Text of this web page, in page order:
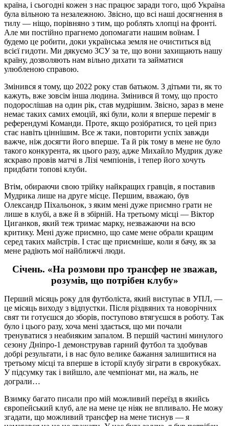
країна, і сьогодні кожен з нас працює заради того, щоб Україна
була вільною та незалежною. Звісно, що всі наші досягнення в
тилу — ніщо, порівняно з тим, що роблять хлопці на фронті.
Але ми постійно прагнемо допомагати нашим воїнам. І
будемо це робити, доки українська земля не очиститься від
всієї гидоти. Ми дякуємо ЗСУ за те, що вони захищають нашу
країну, дозволяють нам вільно дихати та займатися
улюбленою справою.
Змінився я тому, що 2022 року став батьком. З дітьми ти, як то
кажуть, вже зовсім інша людина. Змінився й тому, що просто
подорослішав на один рік, став мудрішим. Звісно, зараз в мене
немає таких самих емоцій, які були, коли я вперше переміг в
референдумі Команди. Проте, якщо розібратися, то цей приз
стає навіть ціннішим. Все ж таки, повторити успіх завжди
важче, ніж досягти його вперше. Та й рік тому в мене не було
такого конкурента, як цього разу, адже Михайло Мудрик дуже
яскраво провів матчі в Лізі чемпіонів, і тепер його хочуть
придбати топові клуби.
Втім, обираючи свою трійку найкращих гравців, я поставив
Мудрика лише на друге місце. Першим, вважаю, був
Олександр Піхальонок, з яким мені дуже приємно грати не
лише в клубі, а вже й в збірній. На третьому місці — Віктор
Циганков, який теж тримає марку, незважаючи на всю
критику. Мені дуже приємно, що саме мене обрали кращим
серед таких майстрів. І стає ще приємніше, коли я бачу, як за
мене радіють мої найближчі люди.
Січень. «На розмови про трансфер не зважав,
розумів, що потрібен клубу»
Перший місяць року для футболіста, який виступає в УПЛ, —
це місяць виходу з відпустки. Після різдвяних та новорічних
свят ти готуєшся до зборів, поступово втягуєшся в роботу. Так
було і цього разу, хоча мені здається, що ми почали
тренуватися з неабияким запалом. В першій частині минулого
сезону Дніпро-1 демонстрував гарний футбол та здобував
добрі результати, і в нас було велике бажання залишитися на
третьому місці та вперше в історії клубу зіграти в єврокубках.
У підсумку так і вийшло, але чемпіонат ми, на жаль, не
дограли…
Взимку багато писали про мій можливий переїзд в якийсь
європейський клуб, але на мене це ніяк не впливало. Не можу
згадати, що можливий трансфер на мене тиснув — я